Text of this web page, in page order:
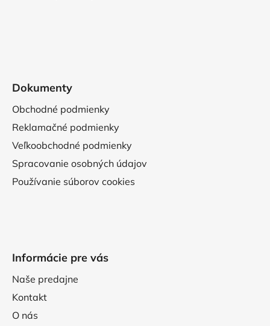
Dokumenty
Obchodné podmienky
Reklamačné podmienky
Veľkoobchodné podmienky
Spracovanie osobných údajov
Používanie súborov cookies
Informácie pre vás
Naše predajne
Kontakt
O nás